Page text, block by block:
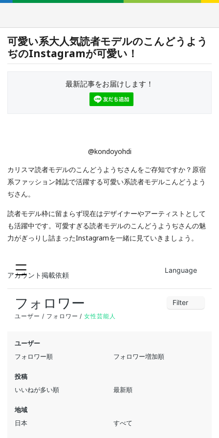
可愛い系大人気読者モデルのこんどうよう
ぢのInstagramが可愛い！
最新記事をお届けします！
@kondoyohdi
カリスマ読者モデルのこんどうようぢさんをご存知ですか？原宿
系ファッション雑誌で活躍する可愛い系読者モデルこんどうよう
ぢさん。
読者モデル枠に留まらず現在はデザイナーやアーティストとして
も活躍中です。可愛すぎる読者モデルのこんどうようぢさんの魅
力がぎっりし詰まったInstagramを一緒に見ていきましょう。